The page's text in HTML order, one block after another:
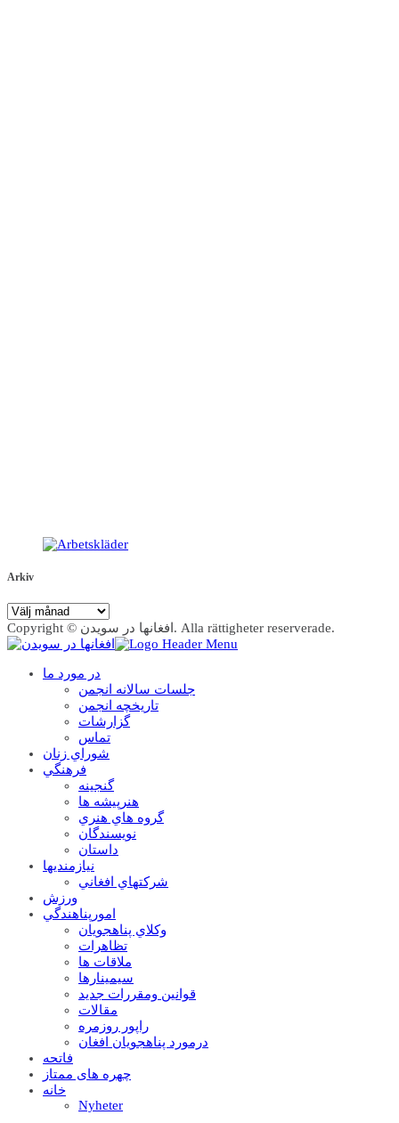
Arkiv
Arkiv
Copyright © افغانها در سویدن. Alla rättigheter reserverade.
در مورد ما
جلسات سالانه انجمن
تاریخچه انجمن
گزارشات
تماس
شوراي زنان
فرهنگي
گنجينه
هنرپيشه ها
گروه هاي هنري
نويسندگان
داستان
نيازمنديها
شرکتهاي افغاني
ورزش
امورپناهندگي
وکلاي پناهجويان
تظاهرات
ملاقات ها
سيمينارها
قوانين ومقررات جديد
مقالات
راپور روزمره
درمورد پناهجويان افغان
فاتحه
چهره های ممتاز
خانه
Nyheter